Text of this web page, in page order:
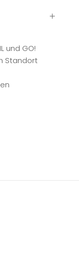
und GO!
Standort